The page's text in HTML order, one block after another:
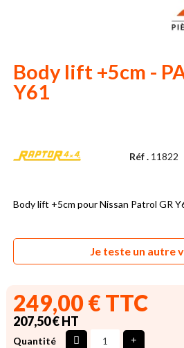
Body lift +5cm -
Y61
Réf . 11822
Body lift +5cm pour Nissan Patrol GR
Je teste un autre
249,00 € TTC
207,50 € HT
Quantité